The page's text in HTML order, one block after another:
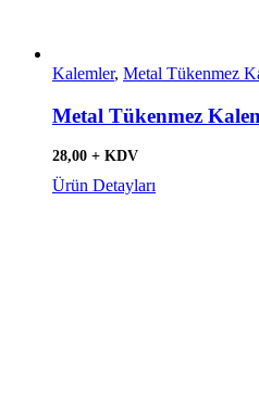
Kalemler, Metal Tükenmez
Metal Tükenmez
28,00 + KDV
Ürün Detayları